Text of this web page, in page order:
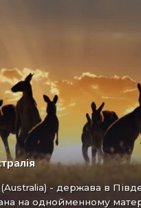
на однойменному